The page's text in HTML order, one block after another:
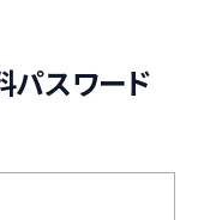
パスワード